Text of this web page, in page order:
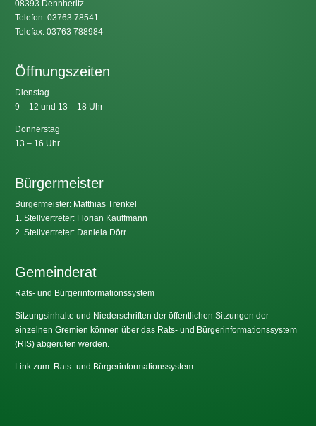
08393 Dennheritz
Telefon: 03763 78541
Telefax: 03763 788984
Öffnungszeiten
Dienstag
9 – 12 und 13 – 18 Uhr
Donnerstag
13 – 16 Uhr
Bürgermeister
Bürgermeister: Matthias Trenkel
1. Stellvertreter: Florian Kauffmann
2. Stellvertreter: Daniela Dörr
Gemeinderat
Rats- und Bürgerinformationssystem
Sitzungsinhalte und Niederschriften der öffentlichen Sitzungen der
einzelnen Gremien können über das Rats- und Bürgerinformationssystem
(RIS) abgerufen werden.
Link zum: Rats- und Bürgerinformationssystem